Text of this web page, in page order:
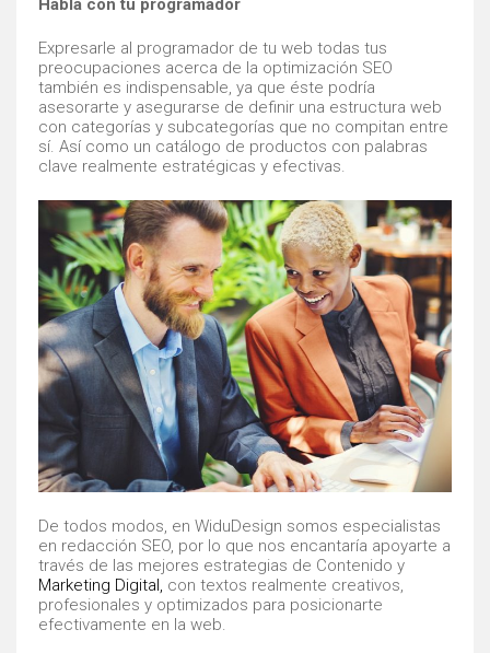
Habla con tu programador
Expresarle al programador de tu web todas tus
preocupaciones acerca de la optimización SEO
también es indispensable, ya que éste podría
asesorarte y asegurarse de definir una estructura web
con categorías y subcategorías que no compitan entre
sí. Así como un catálogo de productos con palabras
clave realmente estratégicas y efectivas.
De todos modos, en WiduDesign somos especialistas
en redacción SEO, por lo que nos encantaría apoyarte a
través de las mejores estrategias de Contenido y
Marketing Digital, con textos realmente creativos,
profesionales y optimizados para posicionarte
efectivamente en la web.